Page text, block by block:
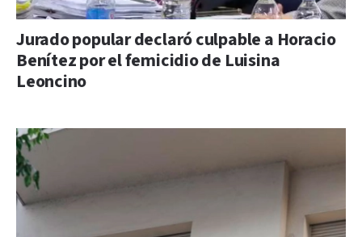
Jurado popular declaró culpable a Horacio
Benítez por el femicidio de Luisina
Leoncino